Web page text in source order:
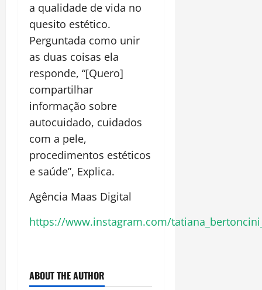
a qualidade de vida no
quesito estético.
Perguntada como unir
as duas coisas ela
responde, “[Quero]
compartilhar
informação sobre
autocuidado, cuidados
com a pele,
procedimentos estéticos
e saúde”, Explica.
Agência Maas Digital
https://www.instagram.com/
ABOUT THE AUTHOR